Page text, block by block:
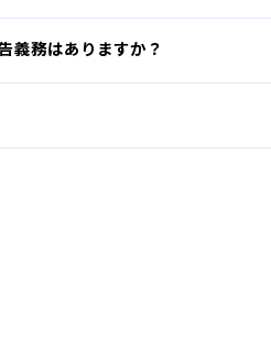
義務はありますか？